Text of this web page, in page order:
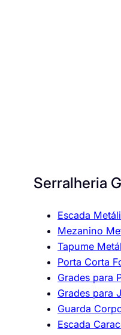
Serralheria
Escada
Mezanino
Tapume
Porta Corta
Grades para
Grades para
Guarda
Escada